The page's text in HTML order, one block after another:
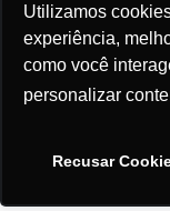
Utilizamos
experiência,
como você
personalizar
Recusar
Mapa do site
Política de
Para otimizar sua
política de cookies e